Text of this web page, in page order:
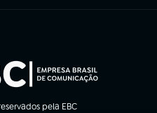
pela EBC